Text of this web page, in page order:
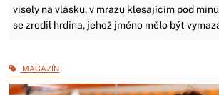
visely na vlásku, v mrazu klesajícím pod
se zrodil hrdina, jehož jméno mělo být
MAGAZÍN